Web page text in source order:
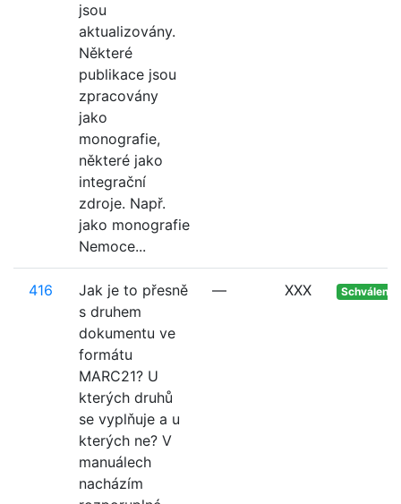
jsou
aktualizovány.
Některé
publikace jsou
zpracovány
jako
monografie,
některé jako
integrační
zdroje. Např.
jako monografie
Nemoce...
416
Jak je to přesně
s druhem
dokumentu ve
formátu
MARC21? U
kterých druhů
se vyplňuje a u
kterých ne? V
manuálech
nacházím
— XXX Schváleno